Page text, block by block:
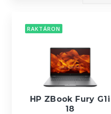
RAKTÁRON
HP ZBook Fury G1i
18